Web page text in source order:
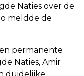
Naties over de
meldde de
permanente
Naties, Amir
duidelijke